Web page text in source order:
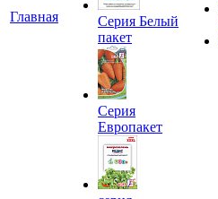
Главная
Серия Белый
пакет
Серия
Европакет